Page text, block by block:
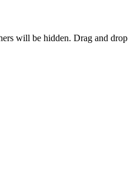
will be hidden. Drag and drop